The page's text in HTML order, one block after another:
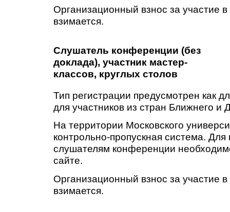
Организационный взнос за участие
взимается.
Слушатель конференции (без
доклада), участник мастер-
классов, круглых столов
Тип регистрации предусмотрен как
для участников из стран Ближнего и
На территории Московского
контрольно-пропускная система. Для
слушателям конференции
сайте.
Организационный взнос за участие
взимается.